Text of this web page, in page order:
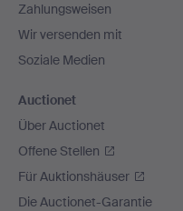
Zahlungsweisen
Wir versenden mit
Soziale Medien
Auctionet
Über Auctionet
Offene Stellen
Für Auktionshäuser
Die Auctionet-Garantie